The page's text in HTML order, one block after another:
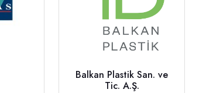
Balkan Plastik San. ve
Tic. A.Ş.